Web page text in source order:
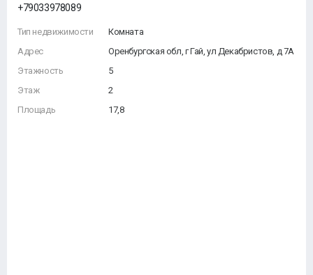
+79033978089
Тип недвижимости
Адрес
Этажность
Этаж
Площадь
Комната
Оренбургская обл, г Гай, ул Декабристов, д 7А
5
2
17,8